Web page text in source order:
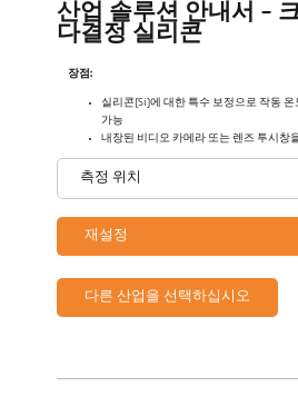
산업 솔루션 안내서 -
다결정 실리콘
장점:
실리콘(Si)에 대한 특수 보정으로 작동
가능
내장된 비디오 카메라 또는 렌즈 투시창
측정 위치
재설정
다른 산업을 선택하십시오